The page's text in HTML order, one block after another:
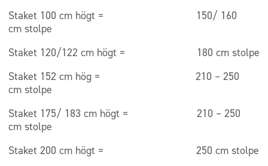
Staket 100 cm högt = 150/ 160
cm stolpe
Staket 120/122 cm högt = 180 cm stolpe
Staket 152 cm hög = 210 – 250
cm stolpe
Staket 175/ 183 cm högt = 210 – 250
cm stolpe
Staket 200 cm högt = 250 cm stolpe